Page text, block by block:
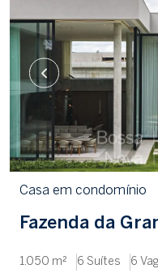
Casa em condomínio
Fazenda da
1.050 m² 6 Suítes 6